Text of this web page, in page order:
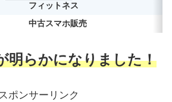
フィットネス
中古スマホ販売
明らかになりました！
ポンサーリンク